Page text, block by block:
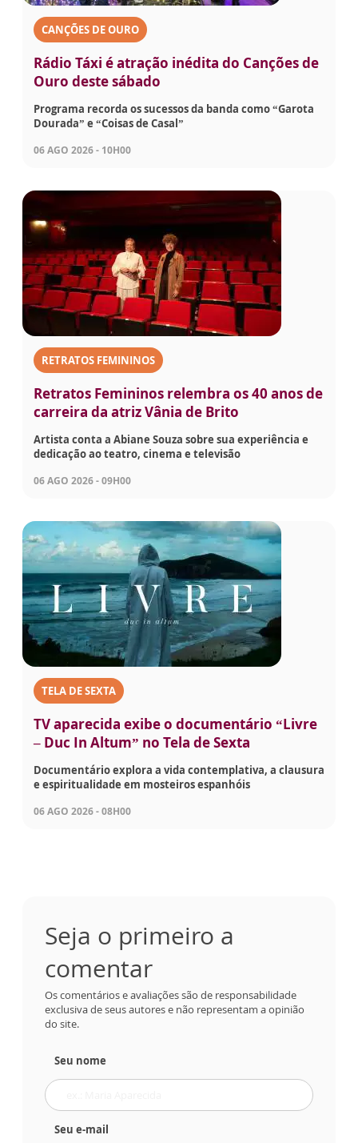
CANÇÕES DE OURO
Rádio Táxi é atração inédita do Canções de
Ouro deste sábado
Programa recorda os sucessos da banda como “Garota
Dourada” e “Coisas de Casal”
06 AGO 2026 - 10H00
RETRATOS FEMININOS
Retratos Femininos relembra os 40 anos de
carreira da atriz Vânia de Brito
Artista conta a Abiane Souza sobre sua experiência e
dedicação ao teatro, cinema e televisão
06 AGO 2026 - 09H00
TELA DE SEXTA
TV aparecida exibe o documentário “Livre
– Duc In Altum” no Tela de Sexta
Documentário explora a vida contemplativa, a clausura
e espiritualidade em mosteiros espanhóis
06 AGO 2026 - 08H00
Seja o primeiro a
comentar
Os comentários e avaliações são de responsabilidade
exclusiva de seus autores e não representam a opinião
do site.
Seu nome
Seu e-mail